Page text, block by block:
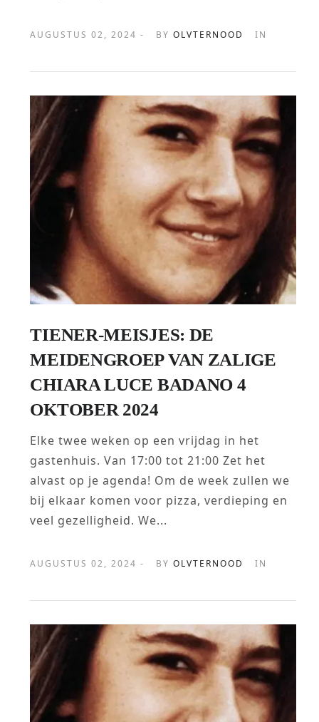
AUGUSTUS 02, 2024 - BYOLVTERNOOD IN
TIENER-MEISJES: DE
MEIDENGROEP VAN ZALIGE
CHIARA LUCE BADANO 4
OKTOBER 2024
Elke twee weken op een vrijdag in het
gastenhuis. Van 17:00 tot 21:00 Zet het
alvast op je agenda! Om de week zullen we
bij elkaar komen voor pizza, verdieping en
veel gezelligheid. We...
AUGUSTUS 02, 2024 - BYOLVTERNOOD IN